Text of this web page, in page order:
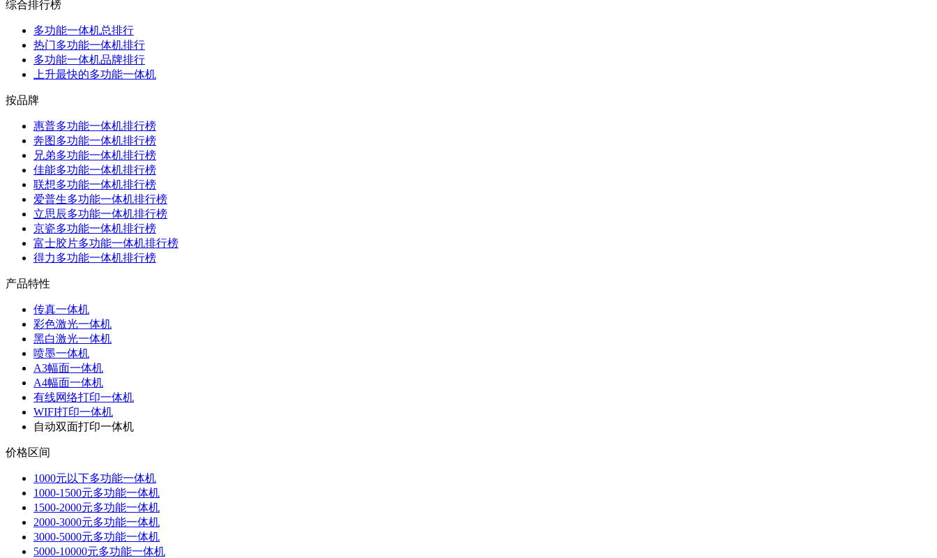
综合排行榜
多功能一体机总排行
热门多功能一体机排行
多功能一体机品牌排行
上升最快的多功能一体机
按品牌
惠普多功能一体机排行榜
奔图多功能一体机排行榜
兄弟多功能一体机排行榜
佳能多功能一体机排行榜
联想多功能一体机排行榜
爱普生多功能一体机排行榜
立思辰多功能一体机排行榜
京瓷多功能一体机排行榜
富士胶片多功能一体机排行榜
得力多功能一体机排行榜
产品特性
传真一体机
彩色激光一体机
黑白激光一体机
喷墨一体机
A3幅面一体机
A4幅面一体机
有线网络打印一体机
WIFI打印一体机
自动双面打印一体机
价格区间
1000元以下多功能一体机
1000-1500元多功能一体机
1500-2000元多功能一体机
2000-3000元多功能一体机
3000-5000元多功能一体机
5000-10000元多功能一体机